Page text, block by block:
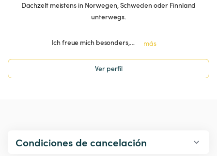
Dachzelt meistens in Norwegen, Schweden oder Finnland
unterwegs.
Ich freue mich besonders,… más
Ver perfil
Condiciones de cancelación